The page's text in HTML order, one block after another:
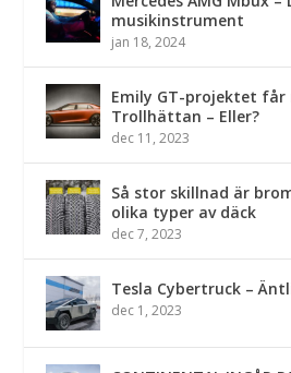
musikinstrument
jan 18, 2024
Emily GT-projektet
Trollhättan – Eller?
dec 11, 2023
Så stor skillnad är
olika typer av däck
dec 7, 2023
Tesla Cybertruck –
dec 1, 2023